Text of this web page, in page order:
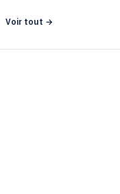
Voir tout →